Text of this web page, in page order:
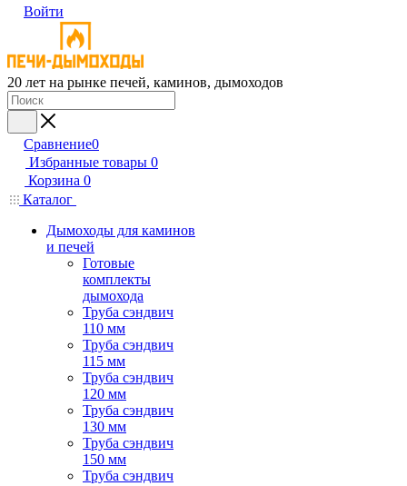
Войти
20 лет на рынке печей, каминов, дымоходов
Сравнение0
Избранные товары 0
Корзина 0
Каталог
Дымоходы для каминов
и печей
Готовые
комплекты
дымохода
Труба сэндвич
110 мм
Труба сэндвич
115 мм
Труба сэндвич
120 мм
Труба сэндвич
130 мм
Труба сэндвич
150 мм
Труба сэндвич